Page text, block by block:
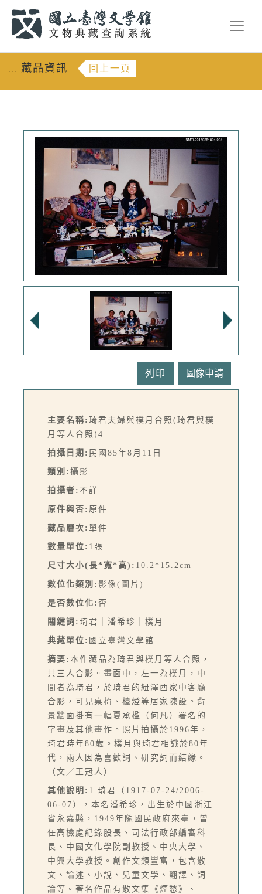
::: 藏品資訊 回上一頁
列印
主要名稱: 琦君夫婦與樸月合照(琦君與樸
月等人合照)4
拍攝日期: 民國85年8月11日
類別: 攝影
拍攝者: 不詳
原件與否: 原件
藏品層次: 單件
數量單位: 1張
尺寸大小(長*寬*高): 10.2*15.2cm
數位化類別: 影像(圖片)
是否數位化: 否
關鍵詞: 琦君｜潘希珍｜樸月
典藏單位: 國立臺灣文學館
摘要: 本件藏品為琦君與樸月等人合照，
共三人合影。畫面中，左一為樸月，中
間者為琦君，於琦君的紐澤西家中客廳
合影，可見桌椅、檯燈等居家陳設。背
景牆面掛有一幅夏承楹（何凡）署名的
字畫及其他畫作。照片拍攝於1996年，
琦君時年80歲。樸月與琦君相識於80年
代，兩人因為喜歡詞、研究詞而結緣。
（文／王冠人）
其他說明: 1.琦君（1917-07-24/2006-
06-07），本名潘希珍，出生於中國浙江
省永嘉縣，1949年隨國民政府來臺，曾
任高檢處紀錄股長、司法行政部編審科
長、中國文化學院副教授、中央大學、
中興大學教授。創作文類豐富，包含散
文、論述、小說、兒童文學、翻譯、詞
論等。著名作品有散文集《煙愁》、